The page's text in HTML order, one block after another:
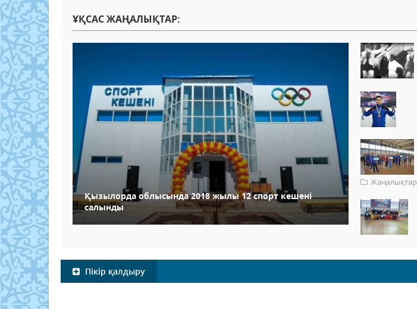
ҰҚСАС ЖАҢАЛЫҚТАР:
Қызылорда облысында 2018 жылы 12 спорт кешені
салынды
Жаңалықтар
Пікір қалдыру